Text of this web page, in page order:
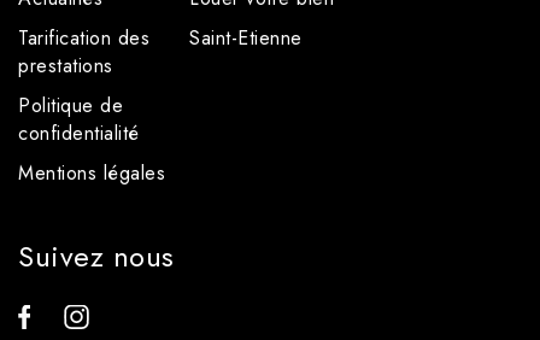
Tarification des
prestations
Politique de
confidentialité
Mentions légales
Saint-Etienne
Suivez nous